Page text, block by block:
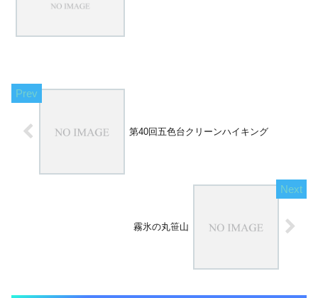
第40回五色台クリーンハイキング
霧氷の丸笹山